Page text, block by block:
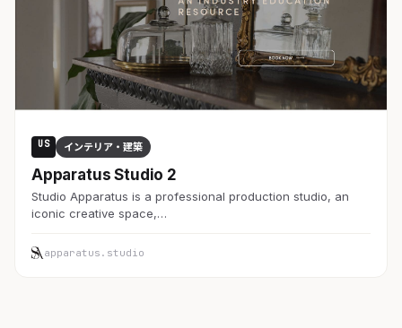
US インテリア・建築
Apparatus Studio 2
Studio Apparatus is a professional production studio, an
iconic creative space,…
apparatus.studio